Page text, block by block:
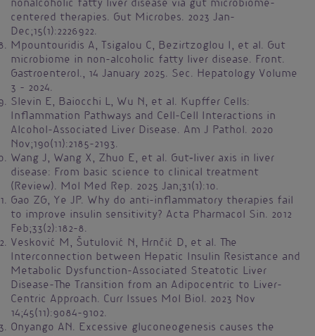
nonalcoholic fatty liver disease via gut microbiome-
centered therapies. Gut Microbes. 2023 Jan-
Dec;15(1):2226922.
Mpountouridis A, Tsigalou C, Bezirtzoglou I, et al. Gut
microbiome in non-alcoholic fatty liver disease. Front.
Gastroenterol., 14 January 2025. Sec. Hepatology Volume
3 – 2024.
Slevin E, Baiocchi L, Wu N, et al. Kupffer Cells:
Inflammation Pathways and Cell-Cell Interactions in
Alcohol-Associated Liver Disease. Am J Pathol. 2020
Nov;190(11):2185-2193.
Wang J, Wang X, Zhuo E, et al. Gut‑liver axis in liver
disease: From basic science to clinical treatment
(Review). Mol Med Rep. 2025 Jan;31(1):10.
Gao ZG, Ye JP. Why do anti-inflammatory therapies fail
to improve insulin sensitivity? Acta Pharmacol Sin. 2012
Feb;33(2):182-8.
Vesković M, Šutulović N, Hrnčić D, et al. The
Interconnection between Hepatic Insulin Resistance and
Metabolic Dysfunction-Associated Steatotic Liver
Disease-The Transition from an Adipocentric to Liver-
Centric Approach. Curr Issues Mol Biol. 2023 Nov
14;45(11):9084-9102.
Onyango AN. Excessive gluconeogenesis causes the